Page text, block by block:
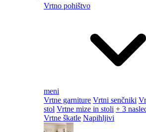
Vrtno pohištvo
meni
Vrtne garniture Vrtni senčniki
stol Vrtne mize in stoli + 3
Vrtne škatle Napihljivi